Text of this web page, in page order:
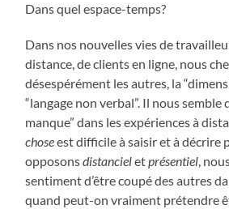
Dans quel espace-temps?
Dans nos nouvelles vies de
distance, de clients en ligne, nous
désespérément les autres, la
“langage non verbal”. Il nous semble
manque” dans les expériences à
choseest difficile à saisir et à décrire
opposonsdistancieletprésentiel,
sentiment d’être coupé des autres
quand peut-on vraiment prétendre